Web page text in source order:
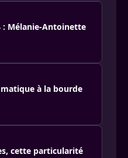
: Mélanie-Antoinette
à la bourde
cette particularité